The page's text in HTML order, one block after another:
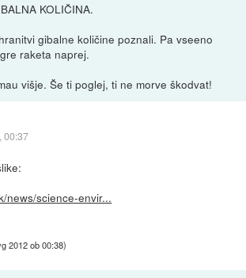
KOLIČINA.
gibalne količine poznali. Pa vseeno
raketa naprej.
višje. Še ti poglej, ti ne morve škodvat!
00:37
news/science-envir...
2012 ob 00:38)